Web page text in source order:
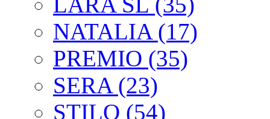
NATALIA (17)
PREMIO (35)
SERA (23)
STILO (54)